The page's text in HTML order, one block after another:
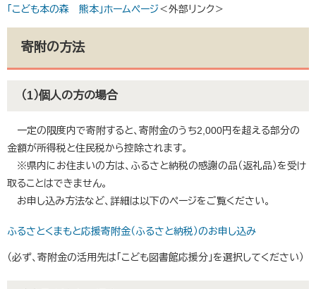
「こども本の森 熊本」ホームページ＜外部リンク＞
寄附の方法
（1）個人の方の場合
一定の限度内で寄附すると、寄附金のうち2,000円を超える部分の
金額が所得税と住民税から控除されます。
※県内にお住まいの方は、ふるさと納税の感謝の品（返礼品）を受け
取ることはできません。
お申し込み方法など、詳細は以下のページをご覧ください。
ふるさとくまもと応援寄附金（ふるさと納税）のお申し込み
（必ず、寄附金の活用先は「こども図書館応援分」を選択してください）